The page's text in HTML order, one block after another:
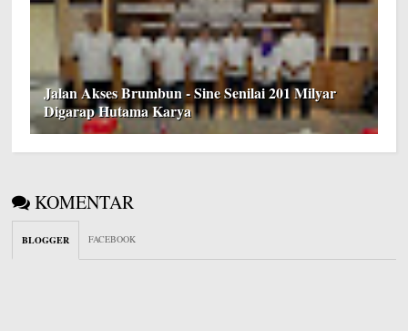
Jalan Akses Brumbun - Sine Senilai 201 Milyar
Digarap Hutama Karya
KOMENTAR
BLOGGER FACEBOOK